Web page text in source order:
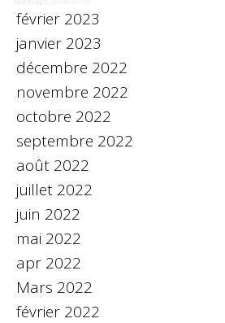
février 2023
janvier 2023
décembre 2022
novembre 2022
octobre 2022
septembre 2022
août 2022
juillet 2022
juin 2022
mai 2022
apr 2022
Mars 2022
février 2022